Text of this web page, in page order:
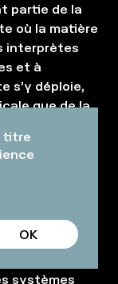
partie de la
où la matière
interprètes
et à
s’y déploie,
que de la
de
concentration
systèmes
titre
OK